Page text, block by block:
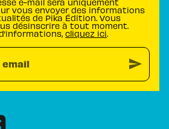
vous envoyer des informations
de Pika Édition. Vous
désinscrire à tout moment.
cliquez ici.
send